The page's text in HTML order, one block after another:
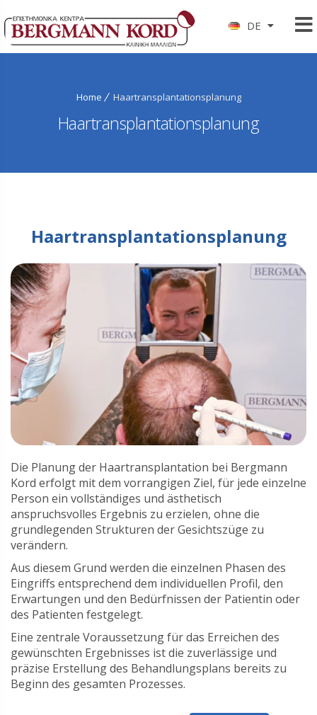
DE
Home Haartransplantationsplanung
Haartransplantationsplanung
Haartransplantationsplanung
Die Planung der Haartransplantation bei Bergmann
Kord erfolgt mit dem vorrangigen Ziel, für jede einzelne
Person ein vollständiges und ästhetisch
anspruchsvolles Ergebnis zu erzielen, ohne die
grundlegenden Strukturen der Gesichtszüge zu
verändern.
Aus diesem Grund werden die einzelnen Phasen des
Eingriffs entsprechend dem individuellen Profil, den
Erwartungen und den Bedürfnissen der Patientin oder
des Patienten festgelegt.
Eine zentrale Voraussetzung für das Erreichen des
gewünschten Ergebnisses ist die zuverlässige und
präzise Erstellung des Behandlungsplans bereits zu
Beginn des gesamten Prozesses.